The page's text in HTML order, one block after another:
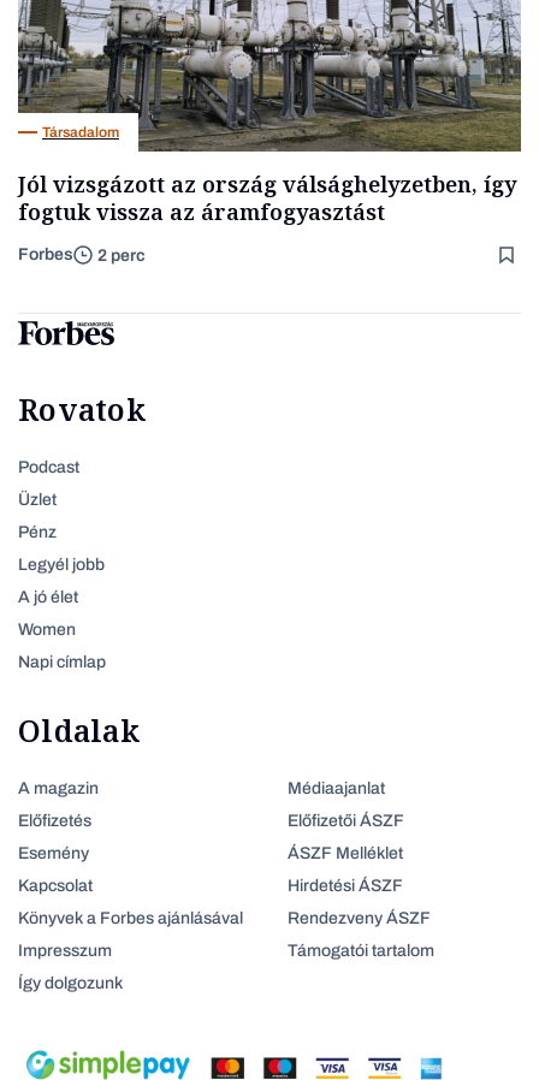
Társadalom
Jól vizsgázott az ország válsághelyzetben, így
fogtuk vissza az áramfogyasztást
Forbes 2 perc
Rovatok
Podcast
Üzlet
Pénz
Legyél jobb
A jó élet
Women
Napi címlap
Oldalak
A magazin
Előfizetés
Esemény
Kapcsolat
Könyvek a Forbes ajánlásával
Impresszum
Így dolgozunk
Médiaajanlat
Előfizetői ÁSZF
ÁSZF Melléklet
Hirdetési ÁSZF
Rendezveny ÁSZF
Támogatói tartalom